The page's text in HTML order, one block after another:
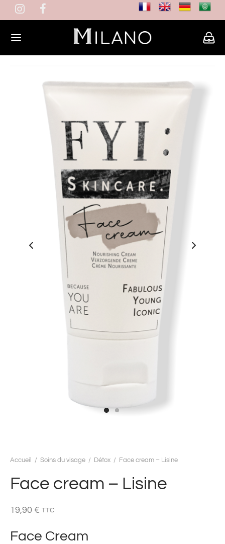
Accueil / Soins du visage / Détox / Face cream – Lisine
Face cream – Lisine
19,90 € TTC
Face Cream